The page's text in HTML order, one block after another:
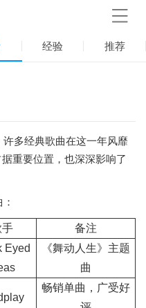
经验 推荐
多经典歌曲在这一年风靡
重要位置，也深深影响了
手 备注
Eyed
《舞动人生》主题
曲
畅销单曲，广受好